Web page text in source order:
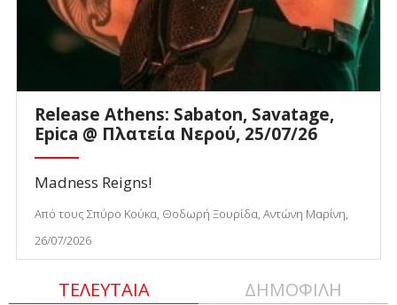
Release Athens: Sabaton, Savatage,
Epica @ Πλατεία Νερού, 25/07/26
Madness Reigns!
Από τους Σπύρο Κούκα, Θοδωρή Ξουρίδα, Αντώνη Μαρίνη,
26/07/2026
ΤΕΛΕΥΤΑΙΑ ΔΗΜΟΦΙΛΗ